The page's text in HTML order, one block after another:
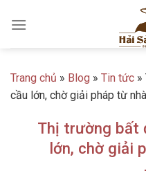
Trang chủ » Blog » Tin tức »
cầu lớn, chờ giải pháp từ
Thị trường bất
lớn, chờ giải